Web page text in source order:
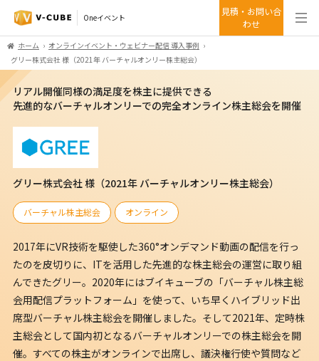
Oneイベント
見積・お問い合
わせ
ホーム
オンラインイベント・ウェビナー配信 導入事例
グリー株式会社 様（2021年 バーチャルオンリー株主総会）
リアル開催同様の満足度を株主に提供できる
先進的なバーチャルオンリーでの完全オンライン株主総会を開催
グリー株式会社 様（2021年 バーチャルオンリー株主総会）
バーチャル株主総会 オンライン
2017年にVR技術を駆使した360°オンデマンド動画の配信を行っ
たのを皮切りに、ITを活用した先進的な株主総会の運営に取り組
んできたグリー。2020年にはブイキューブの「バーチャル株主総
会用配信プラットフォーム」を使って、いち早くハイブリッド出
席型バーチャル株主総会を開催しました。そして2021年、定時株
主総会として国内初となるバーチャルオンリーでの株主総会を開
催。すべての株主がオンラインで出席し、議決権行使や質問など